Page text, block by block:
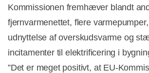
Kommissionen fremhæver blandt
fjernvarmenettet, flere
udnyttelse af overskudsvarme og
incitamenter til elektrificering i
”Det er meget positivt, at EU-